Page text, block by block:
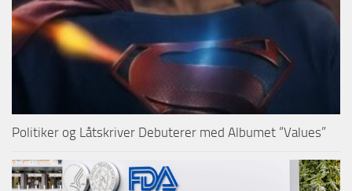
Politiker og Låtskriver Debuterer med Albumet “Values”